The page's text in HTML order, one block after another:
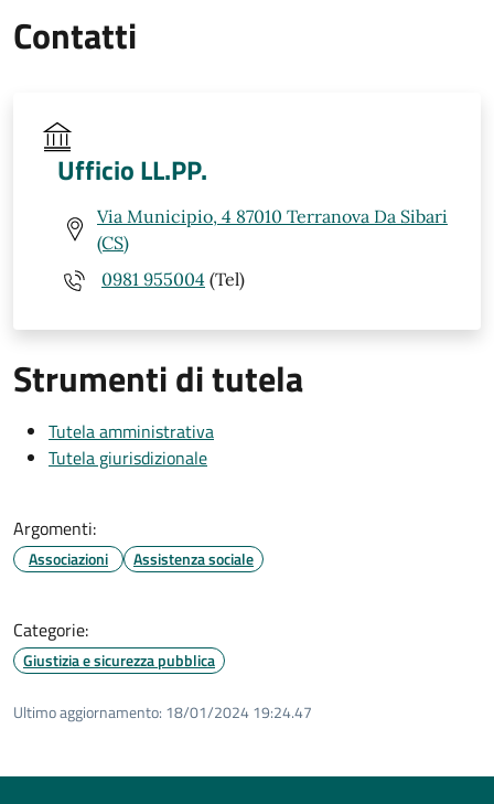
Contatti
Ufficio LL.PP.
Via Municipio, 4 87010 Terranova Da Sibari
(CS)
0981 955004 (Tel)
Strumenti di tutela
Tutela amministrativa
Tutela giurisdizionale
Argomenti:
Associazioni Assistenza sociale
Categorie:
Giustizia e sicurezza pubblica
Ultimo aggiornamento: 18/01/2024 19:24.47